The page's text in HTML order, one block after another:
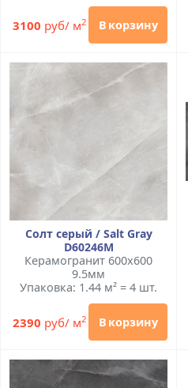
3100 руб/ м2 В корзину
Солт серый / Salt Gray
D60246M
Керамогранит 600x600
9.5мм
Упаковка: 1.44 м² = 4 шт.
2390 руб/ м2 В корзину